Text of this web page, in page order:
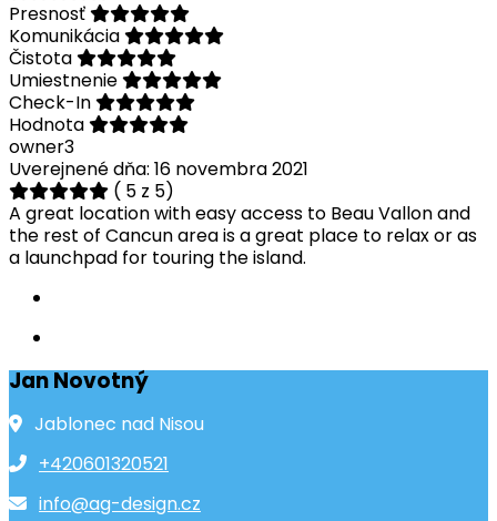
Presnosť
Komunikácia
Čistota
Umiestnenie
Check-In
Hodnota
owner3
Uverejnené dňa: 16 novembra 2021
( 5 z 5)
A great location with easy access to Beau Vallon and
the rest of Cancun area is a great place to relax or as
a launchpad for touring the island.
Jan Novotný
Jablonec nad Nisou
+420601320521
info@ag-design.cz